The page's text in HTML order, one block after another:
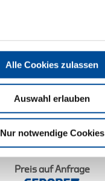
Alle Cookies zulassen
Auswahl erlauben
Nur notwendige Cookies
XL/11
1938762/ 922 11
Preis auf Anfrage